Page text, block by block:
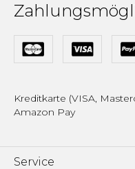
Kreditkarte (VISA,
Amazon Pay
Service